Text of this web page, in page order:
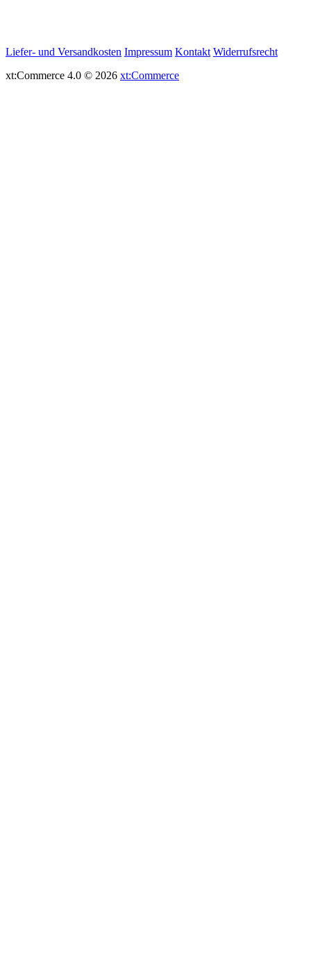
Liefer- und Versandkosten Impressum Kontakt Widerrufsrecht
xt:Commerce 4.0 © 2026 xt:Commerce